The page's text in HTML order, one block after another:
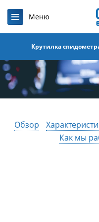
Крутилка
Обзор
Как мы